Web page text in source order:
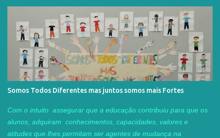
atletas apresentaram as suas motas e o seu trabalho, realizou-se
uma aula de Zumba e de Core e todos aqueles que passaram
por este local tiveram a oportunidade rara de conviver um pouco
com estas atletas e ver de perto algumas das máquinas que as
fazem “voar” durante as competições. Da parte da tarde, ocorreu
um desfile pela vila do Bombarral que terminou com uma
demonstração de motocross na pista de motocross do município.
Esperamos que esta atividade tenha contribuído para a
divulgação desta modalidade e que de futuro possam haver mais
jovens a procurar esta modalidade. 10ºDE
Somos Todos Diferentes mas juntos somos mais Fortes
Com o intuito assegurar que a educação contribuiu para que os
alunos, adquiram conhecimentos, capacidades, valores e
atitudes que lhes permitam ser agentes de mudança na